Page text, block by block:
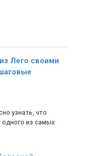
Лего своими
узнать, что
из самых